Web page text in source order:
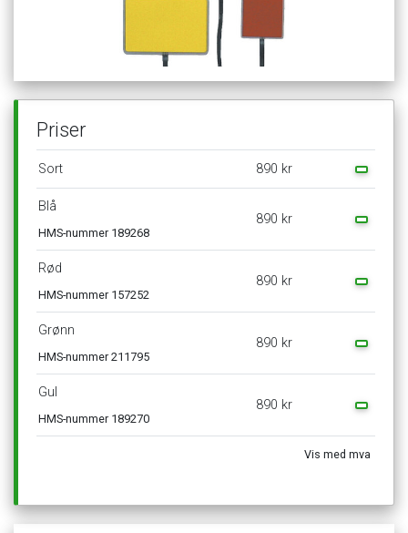
Priser
Sort 890 kr
Blå
HMS-nummer 189268
890 kr
Rød
HMS-nummer 157252
890 kr
Grønn
HMS-nummer 211795
890 kr
Gul
HMS-nummer 189270
890 kr
Vis med mva